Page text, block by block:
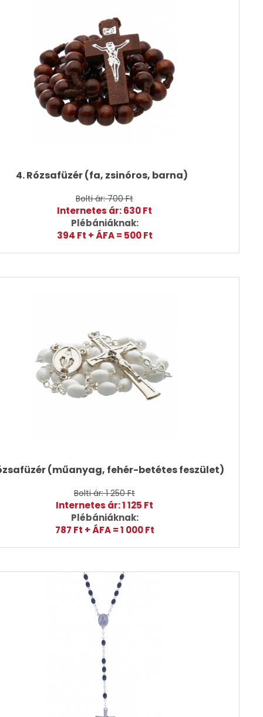
4. Rózsafüzér (fa, zsinóros, barna)
Bolti ár: 700 Ft
Internetes ár: 630 Ft
Plébániáknak:
394 Ft + ÁFA = 500 Ft
(műanyag, fehér-betétes feszület)
Bolti ár: 1 250 Ft
Internetes ár: 1 125 Ft
Plébániáknak:
787 Ft + ÁFA = 1 000 Ft